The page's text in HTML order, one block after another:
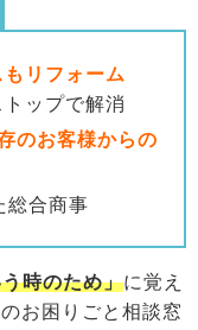
リフォーム
ップで解消
のお客様からの
総合商事
時のため」に覚え
お困りごと相談窓